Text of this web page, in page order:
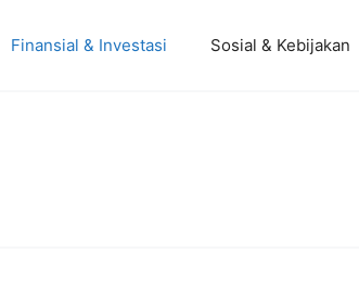
Finansial & Investasi Sosial & Kebijakan